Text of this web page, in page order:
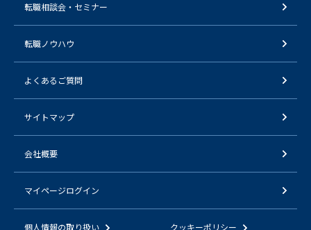
転職相談会・セミナー
転職ノウハウ
よくあるご質問
サイトマップ
会社概要
マイページログイン
個人情報の取り扱い クッキーポリシー